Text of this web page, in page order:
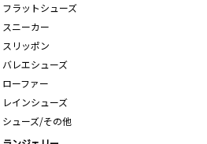
フラットシューズ
スニーカー
スリッポン
バレエシューズ
ローファー
レインシューズ
シューズ/その他